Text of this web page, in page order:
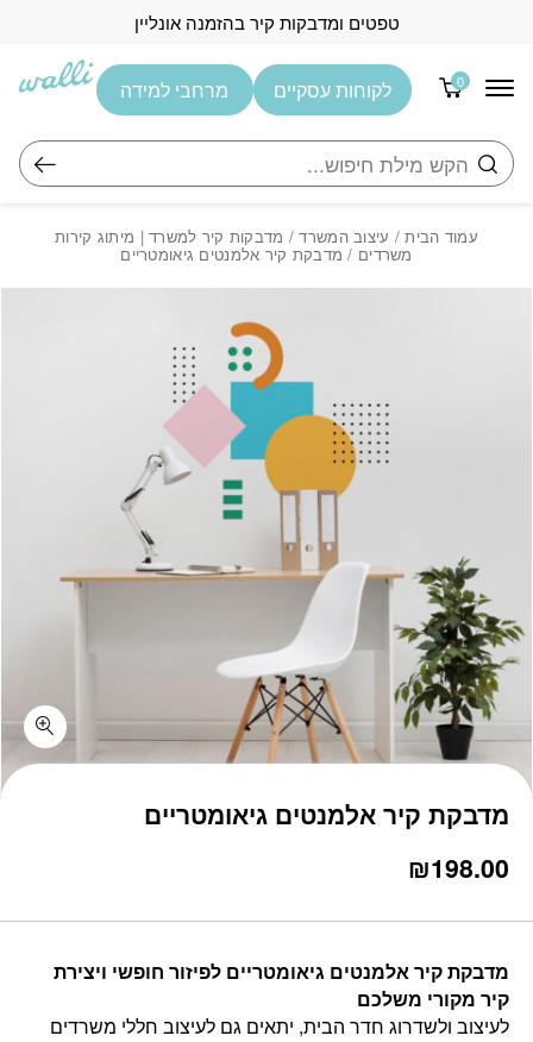
טפטים ומדבקות קיר בהזמנה אונליין
0
חיפוש
לקוחות עסקיים מרחבי למידה
עמוד הבית/ עיצוב המשרד/ מדבקות קיר למשרד | מיתוג קירות
משרדים / מדבקת קיר אלמנטים גיאומטריים
מדבקת קיר אלמנטים גיאומטריים
₪198.00
מדבקת קיר אלמנטים גיאומטריים לפיזור חופשי ויצירת
קיר מקורי משלכם
לעיצוב ולשדרוג חדר הבית, יתאים גם לעיצוב חללי משרדים
כמות מדבקת קיר אלמנטים גיאומטריים